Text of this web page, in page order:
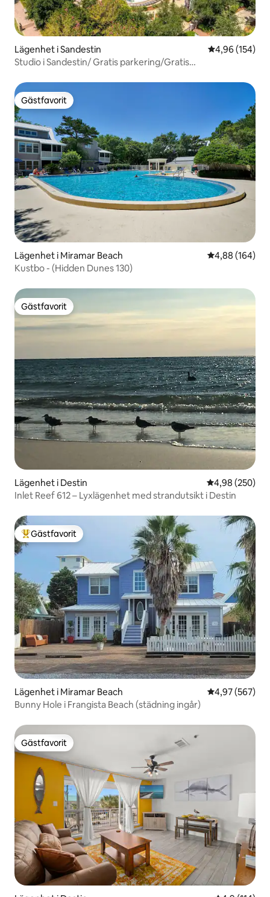
Lägenhet i Sandestin 4,96 av 5 i
4,96 (154)
Studio i Sandestin/ Gratis parkering/Gratis
Gästfavorit
Gästfavorit
Lägenhet i Miramar Beach 4,88 av 5 i
4,88 (164)
Kustbo - (Hidden Dunes 130)
Gästfavorit
Gästfavorit
Lägenhet i Destin 4,98 av 5 i
4,98 (250)
Inlet Reef 612 – Lyxlägenhet med strandutsikt i Destin
Populär gästfavorit
Gästfavorit
Lägenhet i Miramar Beach 4,97 av 5 i
4,97 (567)
Bunny Hole i Frangista Beach (städning ingår)
Gästfavorit
Gästfavorit